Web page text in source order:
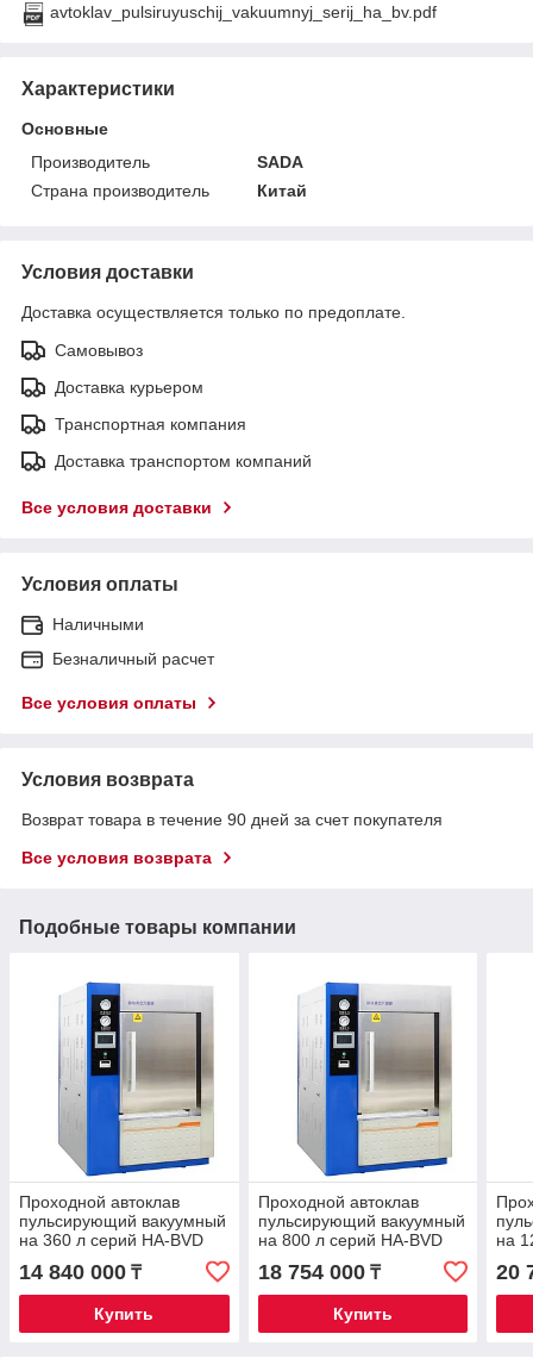
avtoklav_pulsiruyuschij_vakuumnyj_serij_ha_bv.pdf
Характеристики
Основные
Производитель
SADA
Страна производитель
Китай
Условия доставки
Доставка осуществляется только по предоплате.
Самовывоз
Доставка курьером
Транспортная компания
Доставка транспортом компаний
Все условия доставки
Условия оплаты
Наличными
Безналичный расчет
Все условия оплаты
Условия возврата
Возврат товара в течение 90 дней за счет покупателя
Все условия возврата
Подобные товары компании
Проходной автоклав
пульсирующий вакуумный
на 360 л серий HA-BVD
14 840 000 ₸
Купить
Проходной автоклав
пульсирующий вакуумный
на 800 л серий HA-BVD
18 754 000₸
Купить
на
20